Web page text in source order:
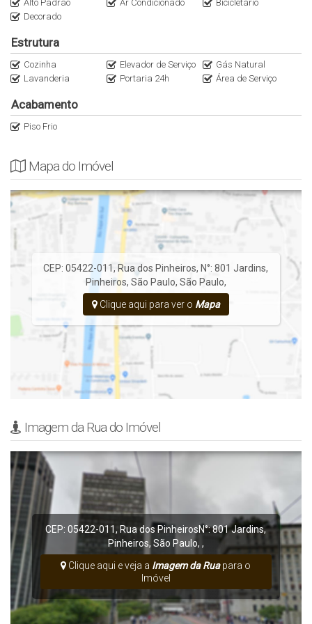
Anuncie seu imóvel conosco
Alto Padrão Ar Condicionado
Bicicletário
Decorado
Estrutura
Cozinha Elevador de Serviço
Gás Natural
Lavanderia
Portaria 24h Área de Serviço
Acabamento
Piso Frio
Mapa do Imóvel
CEP: 05422-011, Rua dos Pinheiros, N°: 801 Jardins,
Pinheiros, São Paulo, São Paulo,
Clique aqui para ver o Mapa
Imagem da Rua do Imóvel
CEP: 05422-011, Rua dos PinheirosN°:801Jardins,
Pinheiros, São Paulo, ,
Clique aqui e veja a Imagem da Ruapara o
Imóvel